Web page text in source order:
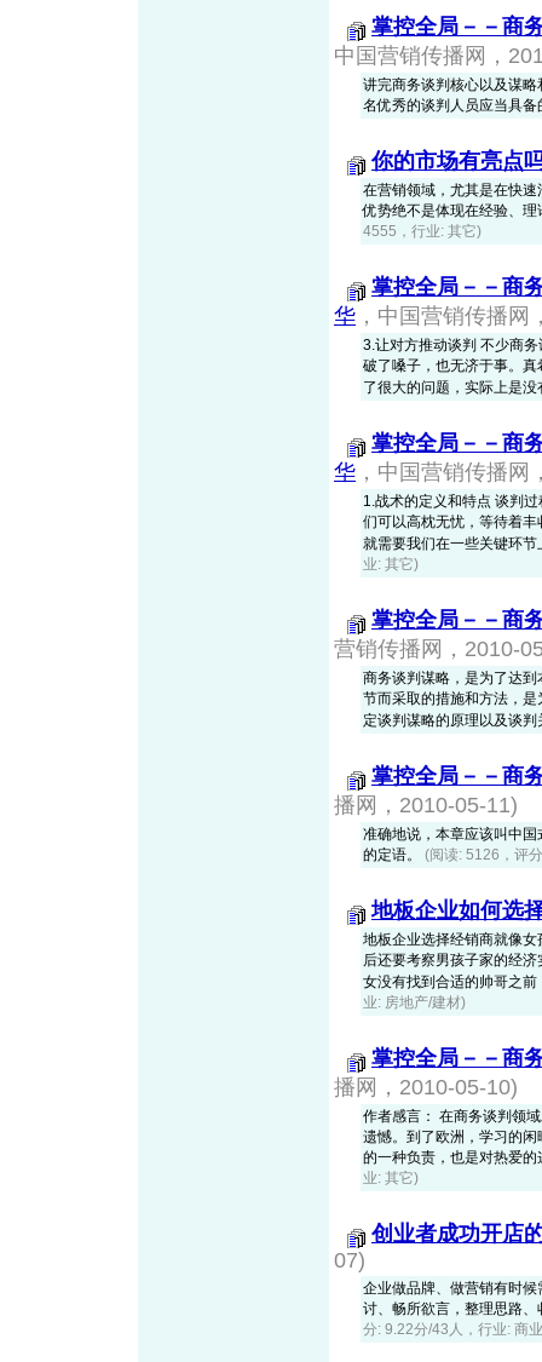
掌控全局－－商
中国营销传播网，
讲完商务谈判核心以及谋
名优秀的谈判人员应当具
你的市场有亮点
在营销领域，尤其是在快
优势绝不是体现在经验、
4555，行业: 其它)
掌控全局－－商
华 ，中国营销传播网
3.让对方推动谈判 不少商
破了嗓子，也无济于事。
了很大的问题，实际上是
掌控全局－－商
华 ，中国营销传播网
1.战术的定义和特点 谈判
们可以高枕无忧，等待着
就需要我们在一些关键环
业: 其它)
掌控全局－－商
营销传播网，2010-
商务谈判谋略，是为了达
节而采取的措施和方法，
定谈判谋略的原理以及谈
掌控全局－－商
播网，2010-05-11)
准确地说，本章应该叫中
的定语。 (阅读: 5126，评
地板企业如何选
地板企业选择经销商就像
后还要考察男孩子家的经
女没有找到合适的帅哥之
业: 房地产/建材)
掌控全局－－商
播网，2010-05-10)
作者感言： 在商务谈判领
遗憾。到了欧洲，学习的
的一种负责，也是对热爱
业: 其它)
创业者成功开店
07)
企业做品牌、做营销有时候
讨、畅所欲言，整理思路
分: 9.22分/43人，行业: 商